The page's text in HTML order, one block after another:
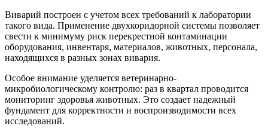
Виварий построен с учетом всех требований к лаборатории
такого вида. Применение двухкоридорной системы позволяет
свести к минимуму риск перекрестной контаминации
оборудования, инвентаря, материалов, животных, персонала,
находящихся в разных зонах вивария.
Особое внимание уделяется ветеринарно-
микробиологическому контролю: раз в квартал проводится
мониторинг здоровья животных. Это создает надежный
фундамент для корректности и воспроизводимости всех
исследований.